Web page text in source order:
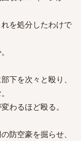
を処分したわけで
下を次々と殴り、
わるほど殴る。
防空豪を掘らせ、